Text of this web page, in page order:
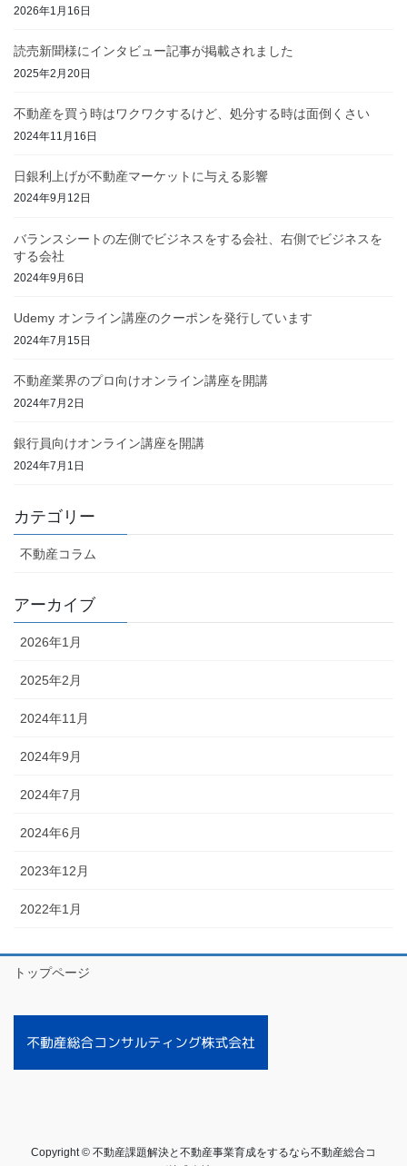
2026年1月16日
読売新聞様にインタビュー記事が掲載されました
2025年2月20日
不動産を買う時はワクワクするけど、処分する時は面倒くさい
2024年11月16日
日銀利上げが不動産マーケットに与える影響
2024年9月12日
バランスシートの左側でビジネスをする会社、右側でビジネスを
する会社
2024年9月6日
Udemy オンライン講座のクーポンを発行しています
2024年7月15日
不動産業界のプロ向けオンライン講座を開講
2024年7月2日
銀行員向けオンライン講座を開講
2024年7月1日
カテゴリー
不動産コラム
アーカイブ
2026年1月
2025年2月
2024年11月
2024年9月
2024年7月
2024年6月
2023年12月
2022年1月
トップページ
Copyright © 不動産課題解決と不動産事業育成をするなら不動産総合コ